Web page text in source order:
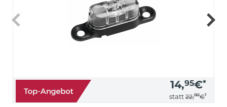
14,95€*
statt 22,90€*